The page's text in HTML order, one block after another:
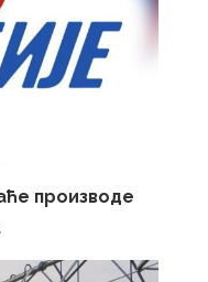
производе